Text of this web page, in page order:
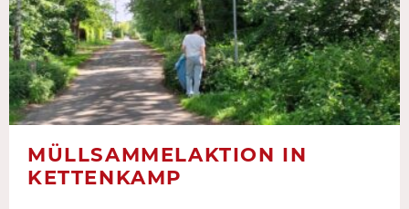
MÜLLSAMMELAKTION IN
KETTENKAMP